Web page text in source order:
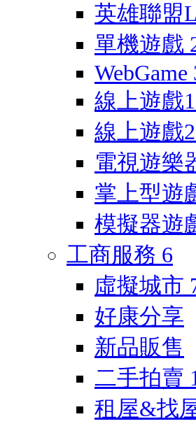
英雄聯盟
單機遊戲
WebGame
線上遊戲1
線上遊戲2
電視遊樂
掌上型遊
模擬器遊
工商服務 6
虛擬城市
好康分享
新品販售
二手拍賣
租屋&找